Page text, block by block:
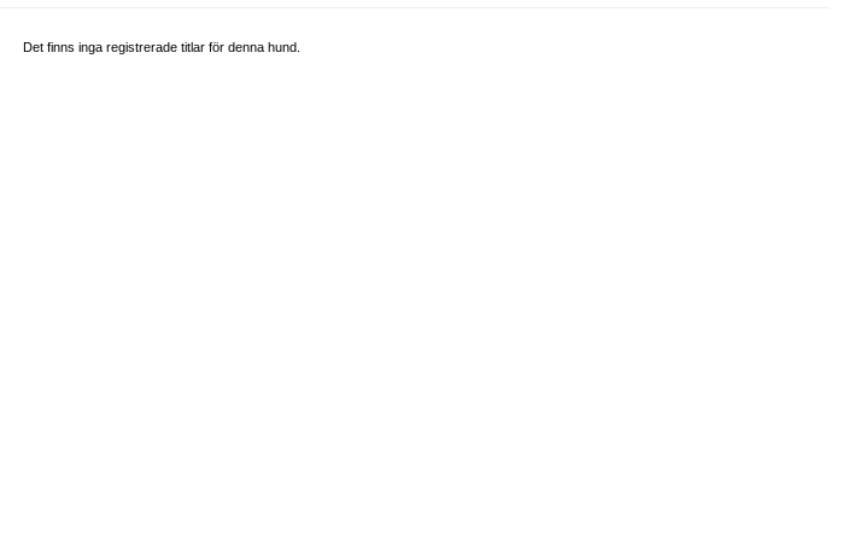
Det finns inga registrerade titlar för denna hund.